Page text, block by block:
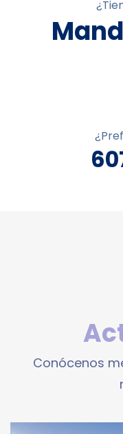
Conócenos